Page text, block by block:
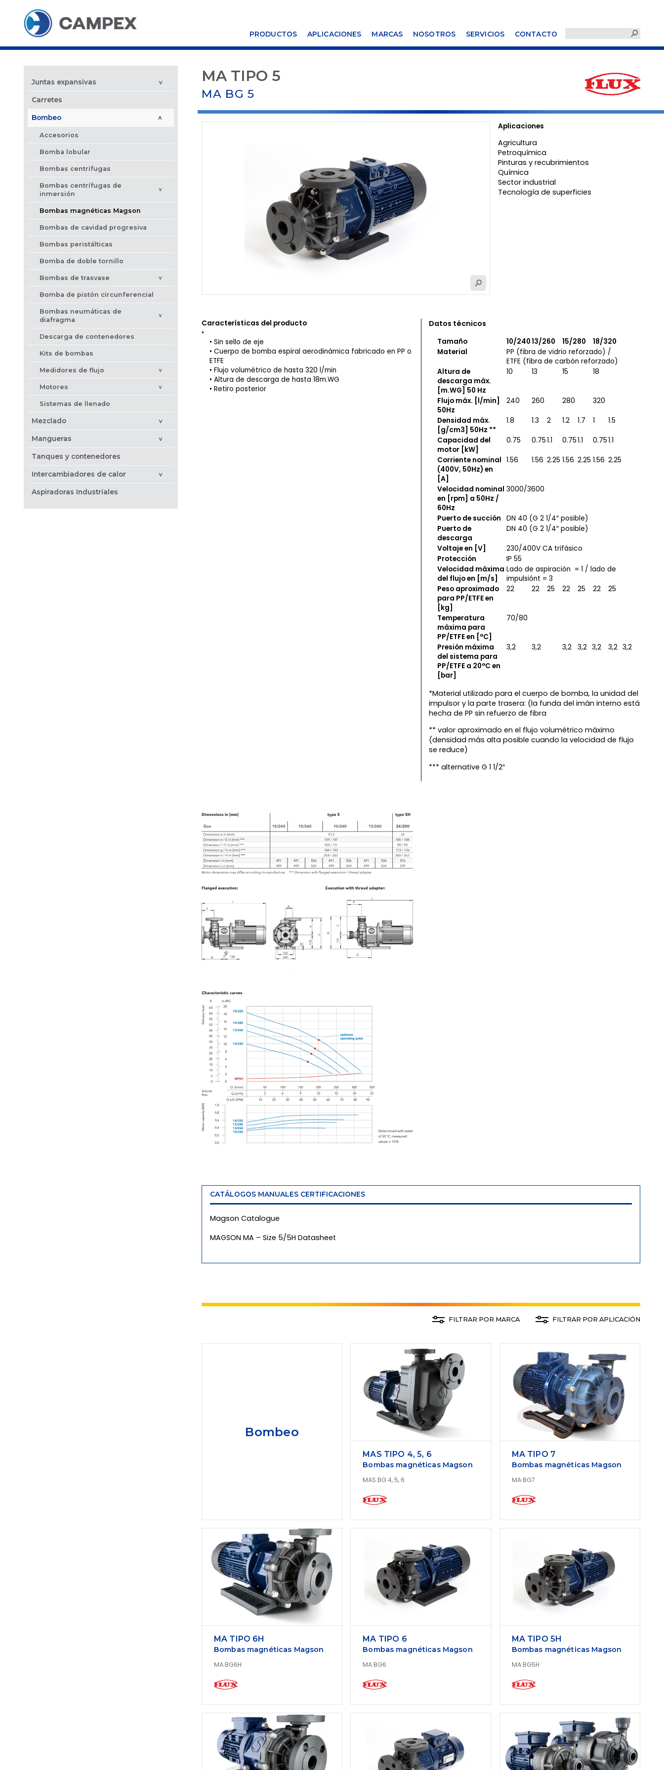
PRODUCTOS APLICACIONES MARCAS NOSOTROS SERVICIOS CONTACTO
Juntas expansivas >
Carretes
Bombeo >
Accesorios
Bomba lobular
Bombas centrífugas
Bombas centrífugas de
inmersión
>
Bombas magnéticas Magson
Bombas de cavidad progresiva
Bombas peristálticas
Bomba de doble tornillo
Bombas de trasvase >
Bomba de pistón circunferencial
Bombas neumáticas de
diafragma
>
Descarga de contenedores
Kits de bombas
Medidores de flujo >
Motores >
Sistemas de llenado
Mezclado >
Mangueras >
Tanques y contenedores
Intercambiadores de calor >
Aspiradoras Industriales
MA TIPO 5
MA BG 5
Aplicaciones
Agricultura
Petroquímica
Pinturas y recubrimientos
Química
Sector industrial
Tecnología de superficies
Características del producto
Sin sello de eje
Cuerpo de bomba espiral aerodinámica fabricado en PP o
ETFE
Flujo volumétrico de hasta 320 l/min
Altura de descarga de hasta 18m.WG
Retiro posterior
Datos técnicos
Tamaño 10/24013/260 15/280
18/320
Material
PP (fibra de vidrio reforzado) /
ETFE (fibra de carbón reforzado)
Altura de
descarga máx.
[m.WG] 50 Hz
10 13 15 18
Flujo máx. [l/min]
50Hz
240 260 280 320
Densidad máx.
[g/cm3] 50Hz **
1.8 1.3 2 1.2 1.7 1 1.5
Capacidad del
motor [kW]
0.75 0.751.1 0.751.1 0.751.1
Corriente nominal
(400V, 50Hz) en
[A]
1.56 1.56 2.25 1.56 2.25 1.56 2.25
Velocidad nominal
en [rpm] a 50Hz /
60Hz
3000/3600
Puerto de succión
DN 40 (G 2 1/4″ posible)
Puerto de
descarga
DN 40 (G 2 1/4″ posible)
Voltaje en [V]
230/400V CA trifásico
Protección
IP 55
Velocidad máxima
del flujo en [m/s]
Lado de aspiración = 1 / lado de
impulsiónt = 3
Peso aproximado
para PP/ETFE en
[kg]
22 22 25 22 25 22 25
Temperatura
máxima para
PP/ETFE en [°C]
70/80
Presión máxima
del sistema para
PP/ETFE a 20°C en
[bar]
3,2 3,2 3,2 3,2 3,2 3,2 3,2
*Material utilizado para el cuerpo de bomba, la unidad del
impulsor y la parte trasera: (la funda del imán interno está
hecha de PP sin refuerzo de fibra
** valor aproximado en el flujo volumétrico máximo
(densidad más alta posible cuando la velocidad de flujo
se reduce)
*** alternative G 1 1/2″
CATÁLOGOS MANUALES CERTIFICACIONES
Magson Catalogue
MAGSON MA – Size 5/5H Datasheet
FILTRAR POR MARCA FILTRAR POR APLICACIÓN
Bombeo
MAS TIPO 4, 5, 6
Bombas magnéticas Magson
MAS BG 4, 5, 6
MA TIPO 7
Bombas magnéticas Magson
MA BG7
MA TIPO 6H
Bombas magnéticas Magson
MA BG6H
MA TIPO 6
Bombas magnéticas Magson
MA BG6
MA TIPO 5H
Bombas magnéticas Magson
MA BG5H